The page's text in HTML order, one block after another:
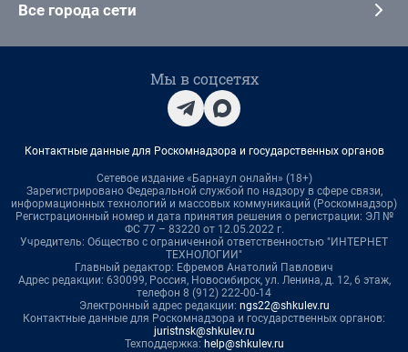
Все города сети
Мы в соцсетях
Контактные данные для Роскомнадзора и государственных органов
Сетевое издание «Барнаул онлайн» (18+)
Зарегистрировано Федеральной службой по надзору в сфере связи,
информационных технологий и массовых коммуникаций (Роскомнадзор)
Регистрационный номер и дата принятия решения о регистрации: ЭЛ №
ФС 77 – 83220 от 12.05.2022 г.
Учредитель: Общество с ограниченной ответственностью "ИНТЕРНЕТ
ТЕХНОЛОГИИ"
Главный редактор: Ефремов Анатолий Павлович
Адрес редакции: 630099, Россия, Новосибирск, ул. Ленина, д. 12, 6 этаж,
телефон 8 (912) 222-00-14
Электронный адрес редакции: ngs22@shkulev.ru
Контактные данные для Роскомнадзора и государственных органов:
juristnsk@shkulev.ru
Техподдержка: help@shkulev.ru